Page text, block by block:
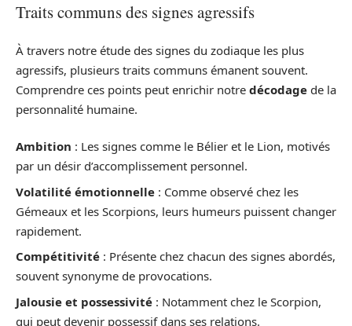
Traits communs des signes agressifs
À travers notre étude des signes du zodiaque les plus
agressifs, plusieurs traits communs émanent souvent.
Comprendre ces points peut enrichir notre décodage de la
personnalité humaine.
Ambition : Les signes comme le Bélier et le Lion, motivés
par un désir d’accomplissement personnel.
Volatilité émotionnelle : Comme observé chez les
Gémeaux et les Scorpions, leurs humeurs puissent changer
rapidement.
Compétitivité : Présente chez chacun des signes abordés,
souvent synonyme de provocations.
Jalousie et possessivité : Notamment chez le Scorpion,
qui peut devenir possessif dans ses relations.